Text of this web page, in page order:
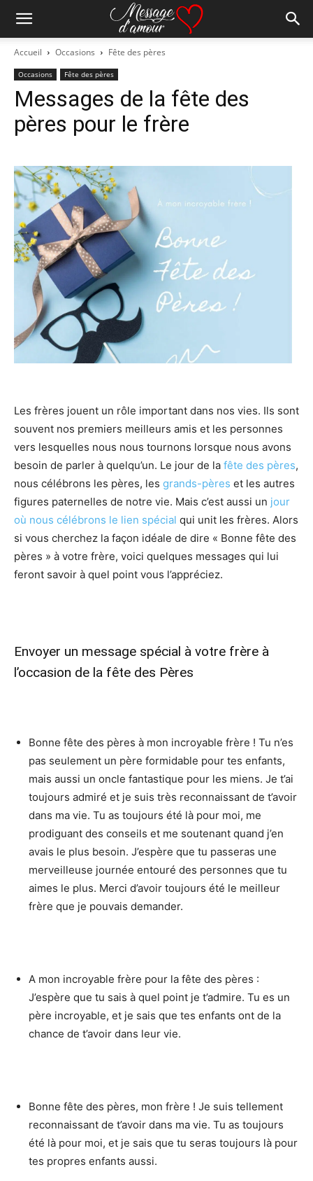
Accueil Occasions Fête des pères
Occasions Fête des pères
Messages de la fête des
pères pour le frère
Les frères jouent un rôle important dans nos vies. Ils sont
souvent nos premiers meilleurs amis et les personnes
vers lesquelles nous nous tournons lorsque nous avons
besoin de parler à quelqu’un. Le jour de la fête des pères,
nous célébrons les pères, les grands-pères et les autres
figures paternelles de notre vie. Mais c’est aussi un jour
où nous célébrons le lien spécial qui unit les frères. Alors
si vous cherchez la façon idéale de dire « Bonne fête des
pères » à votre frère, voici quelques messages qui lui
feront savoir à quel point vous l’appréciez.
Envoyer un message spécial à votre frère à
l’occasion de la fête des Pères
Bonne fête des pères à mon incroyable frère ! Tu n’es
pas seulement un père formidable pour tes enfants,
mais aussi un oncle fantastique pour les miens. Je t’ai
toujours admiré et je suis très reconnaissant de t’avoir
dans ma vie. Tu as toujours été là pour moi, me
prodiguant des conseils et me soutenant quand j’en
avais le plus besoin. J’espère que tu passeras une
merveilleuse journée entouré des personnes que tu
aimes le plus. Merci d’avoir toujours été le meilleur
frère que je pouvais demander.
A mon incroyable frère pour la fête des pères :
J’espère que tu sais à quel point je t’admire. Tu es un
père incroyable, et je sais que tes enfants ont de la
chance de t’avoir dans leur vie.
Bonne fête des pères, mon frère ! Je suis tellement
reconnaissant de t’avoir dans ma vie. Tu as toujours
été là pour moi, et je sais que tu seras toujours là pour
tes propres enfants aussi.